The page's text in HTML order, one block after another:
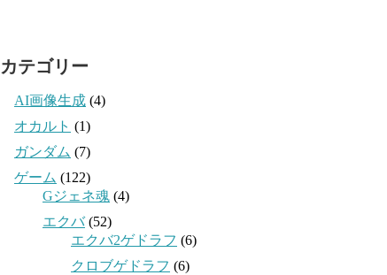
カテゴリー
AI画像生成 (4)
オカルト (1)
ガンダム (7)
ゲーム (122)
Gジェネ魂 (4)
エクバ(52)
エクバ2ゲドラフ (6)
クロブゲドラフ (6)